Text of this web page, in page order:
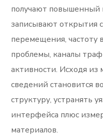
получают повышенный
записывают открытия
перемещения, частоту
проблемы, каналы
активности. Исходя из
сведений становится
структуру, устранять
интерфейса плюс
материалов.